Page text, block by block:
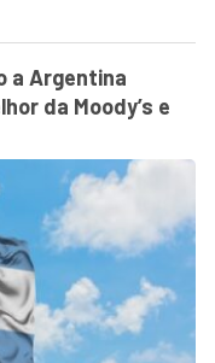
a Argentina
da Moody’s e